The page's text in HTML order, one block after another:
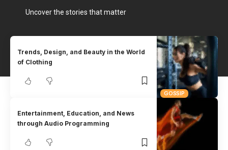
Uncover the stories that matter
GOSSIP
Trends, Design, and Beauty in the World
of Clothing
Entertainment, Education, and News
through Audio Programming